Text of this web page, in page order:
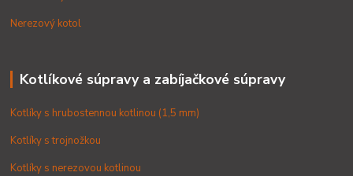
Nerezový kotol
Kotlíkové súpravy a zabíjačkové súpravy
Kotlíky s hrubostennou kotlinou (1,5 mm)
Kotlíky s trojnožkou
Kotlíky s nerezovou kotlinou